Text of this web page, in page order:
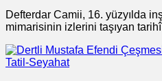
Defterdar Camii, 16. yüzyılda
mimarisinin izlerini taşıyan
Tatil-Seyahat